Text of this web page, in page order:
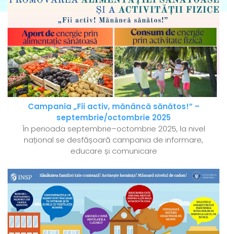
Campania „Fii activ, mănâncă sănătos!” –
septembrie/octombrie 2025
În perioada septembrie–octombrie 2025, la nivel
național se desfășoară campania de informare,
educare și comunicare